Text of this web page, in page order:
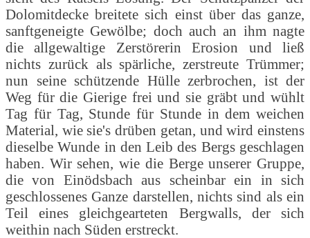
Dolomitdecke breitete sich einst über das ganze,
sanftgeneigte Gewölbe; doch auch an ihm nagte
die allgewaltige Zerstörerin Erosion und ließ
nichts zurück als spärliche, zerstreute Trümmer;
nun seine schützende Hülle zerbrochen, ist der
Weg für die Gierige frei und sie gräbt und wühlt
Tag für Tag, Stunde für Stunde in dem weichen
Material, wie sie's drüben getan, und wird einstens
dieselbe Wunde in den Leib des Bergs geschlagen
haben. Wir sehen, wie die Berge unserer Gruppe,
die von Einödsbach aus scheinbar ein in sich
geschlossenes Ganze darstellen, nichts sind als ein
Teil eines gleichgearteten Bergwalls, der sich
weithin nach Süden erstreckt.